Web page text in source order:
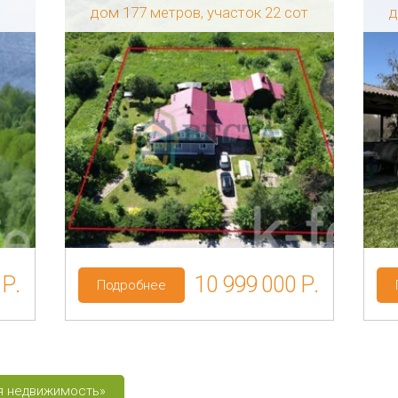
дом 177 метров, участок 22 сот
Регион: Ленинградская область
Район: Волосовский р-н
Слободка
Категория земель: ИЖС
Подробнее 10 999 000 Р.
недвижимость»